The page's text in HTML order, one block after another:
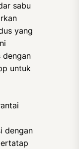
sabu
yang
dengan
untuk
dengan